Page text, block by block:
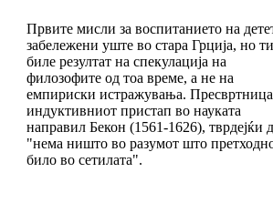
Првите мисли за воспитанието на
забележени уште во стара Грција, но
биле резултат на спекулација на
филозофите од тоа време, а не на
емпириски истражувања.
индуктивниот пристап во науката
направил Бекон (1561-1626), тврдејќи
"нема ништо во разумот што
било во сетилата".